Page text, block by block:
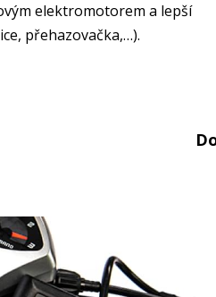
elektromotorem a lepší
přehazovačka,…).